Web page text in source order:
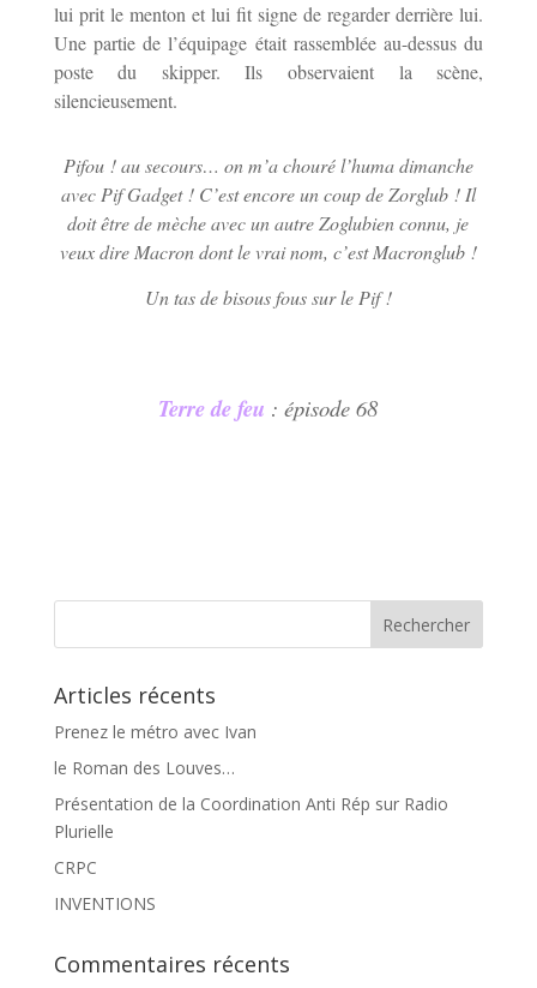
lui prit le menton et lui fit signe de regarder derrière lui.
Une partie de l’équipage était rassemblée au-dessus du
poste du skipper. Ils observaient la scène,
silencieusement.
Pifou ! au secours… on m’a chouré l’huma dimanche
avec Pif Gadget ! C’est encore un coup de Zorglub ! Il
doit être de mèche avec un autre Zoglubien connu, je
veux dire Macron dont le vrai nom, c’est Macronglub !
Un tas de bisous fous sur le Pif !
Terre de feu : épisode 68
Articles récents
Prenez le métro avec Ivan
le Roman des Louves…
Présentation de la Coordination Anti Rép sur Radio
Plurielle
CRPC
INVENTIONS
Commentaires récents